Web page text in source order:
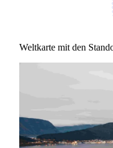
Weltkarte mit den